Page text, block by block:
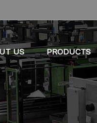
US PRODUCTS